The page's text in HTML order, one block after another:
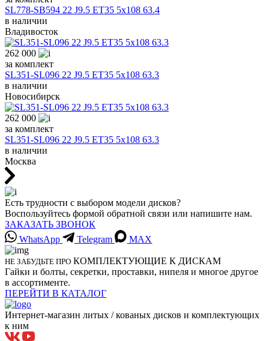
SL778-SB594 22 J9.5 ET35 5x108 63.4
в наличии
Владивосток
262 000
за комплект
SL351-SL096 22 J9.5 ET35 5x108 63.3
в наличии
Новосибирск
262 000
за комплект
SL351-SL096 22 J9.5 ET35 5x108 63.3
в наличии
Москва
Есть трудности с выбором модели дисков?
Воспользуйтесь формой обратной связи или напишите нам.
ЗАКАЗАТЬ ЗВОНОК
WhatsApp
Telegram MAX
НЕ ЗАБУДЬТЕ ПРО КОМПЛЕКТУЮЩИЕ К ДИСКАМ
Гайки и болты, секретки, проставки, нипеля и многое другое
в ассортименте.
ПЕРЕЙТИ В КАТАЛОГ
Интернет-магазин литых / кованых дисков и комплектующих
к ним